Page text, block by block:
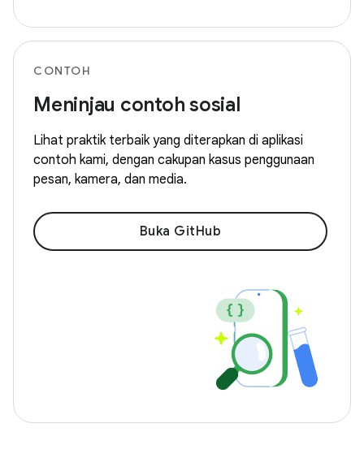
CONTOH
Meninjau contoh sosial
Lihat praktik terbaik yang diterapkan di aplikasi
contoh kami, dengan cakupan kasus penggunaan
pesan, kamera, dan media.
Buka GitHub